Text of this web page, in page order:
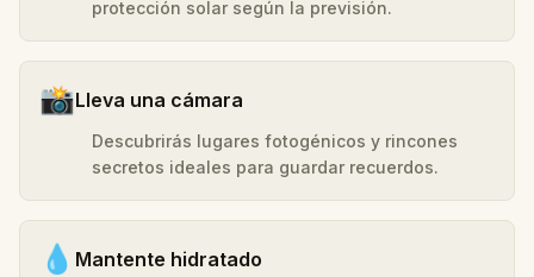
protección solar según la previsión.
📸Lleva una cámara
Descubrirás lugares fotogénicos y rincones
secretos ideales para guardar recuerdos.
💧 Mantente hidratado